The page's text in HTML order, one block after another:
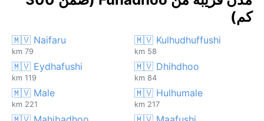
كم)
🇲🇻 Kulhudhuffushi
58 km
🇲🇻 Naifaru
79 km
🇲🇻 Dhihdhoo
84 km
🇲🇻 Eydhafushi
119 km
🇲🇻 Hulhumale
217 km
🇲🇻 Male
221 km